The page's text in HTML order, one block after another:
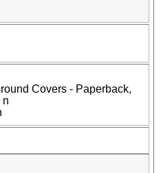
Covers - Paperback,
n